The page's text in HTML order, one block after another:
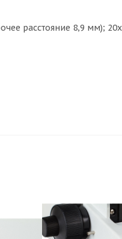
расстояние 8,9 мм);